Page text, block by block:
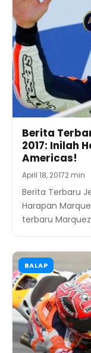
Berita
2017: Inilah
Americas!
April 18, 20172 min
Berita Terbaru
Harapan
terbaru
BALAP